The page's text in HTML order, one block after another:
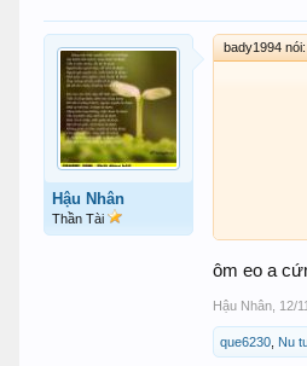
Hậu Nhân
Thần Tài
bady1994 nói:
ôm eo a
Hậu Nhân 12/
que6230 Nu